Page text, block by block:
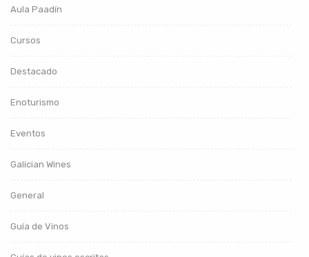
Aula Paadín
Cursos
Destacado
Enoturismo
Eventos
Galician Wines
General
Guía de Vinos